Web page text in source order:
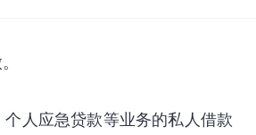
人应急贷款等业务的私人借款